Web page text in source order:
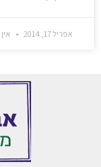
אפריל 17, 2014